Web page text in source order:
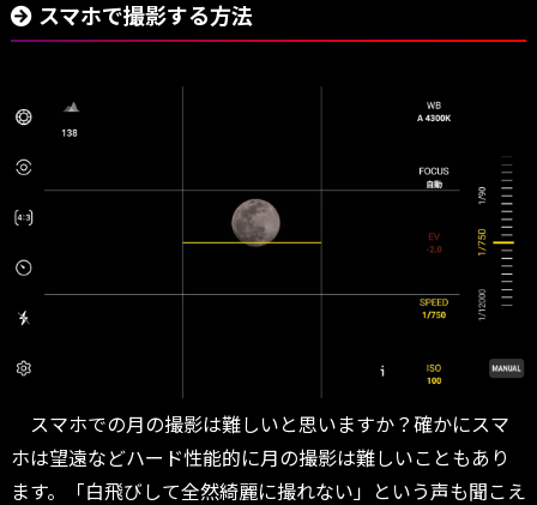
スマホで撮影する方法
スマホでの月の撮影は難しいと思いますか？確かにスマ
ホは望遠などハード性能的に月の撮影は難しいこともあり
ます。「白飛びして全然綺麗に撮れない」という声も聞こえ